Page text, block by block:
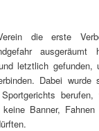
die erste
ausgeräumt
letztlich
Dabei
Sportgerichts
Banner,